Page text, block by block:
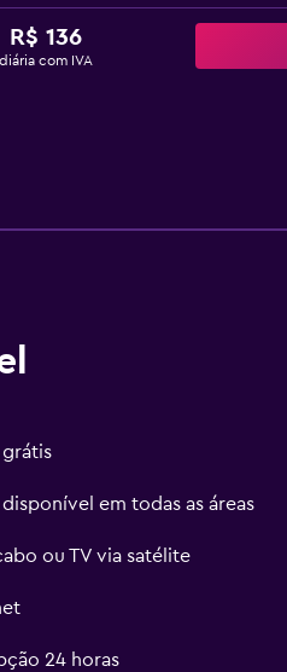
R$ 136
diária com IVA
em todas as áreas
ou TV via satélite
24 horas